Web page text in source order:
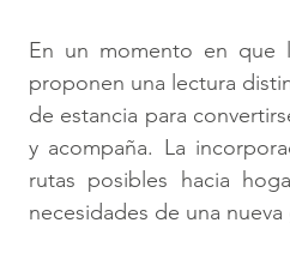
En un momento en que
proponen una lectura
de estancia para
y acompaña. La
rutas posibles hacia
necesidades de una